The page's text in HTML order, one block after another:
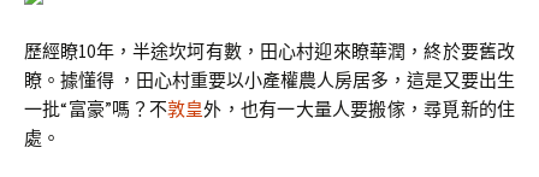
歷經瞭10年，半途坎坷有數，田心村迎來瞭華潤，終於要舊改
瞭。據懂得 ，田心村重要以小產權農人房居多，這是又要出生
一批“富豪”嗎？不敦皇外，也有一大量人要搬傢，尋覓新的住
處。